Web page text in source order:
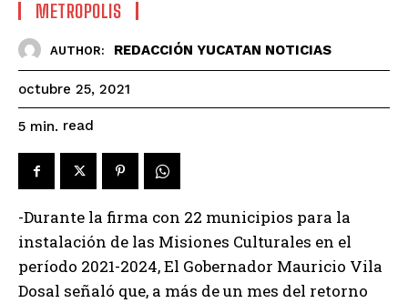
METROPOLIS
AUTHOR: REDACCIÓN YUCATAN NOTICIAS
octubre 25, 2021
5 min. read
-Durante la firma con 22 municipios para la
instalación de las Misiones Culturales en el
período 2021-2024, El Gobernador Mauricio Vila
Dosal señaló que, a más de un mes del retorno